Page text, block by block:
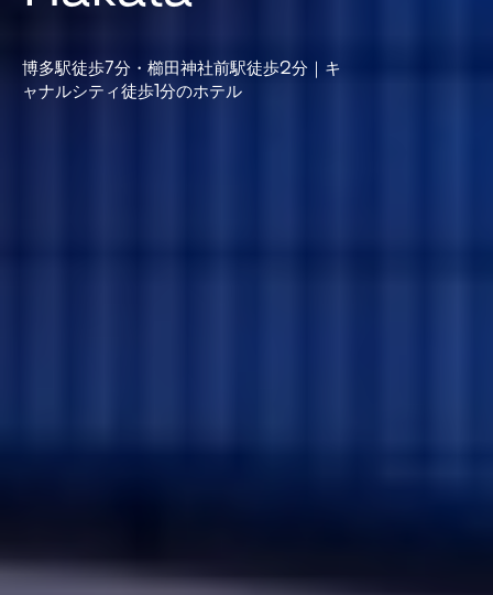
博多駅徒歩7分・櫛田神社前駅徒歩2分｜キ
ャナルシティ徒歩1分のホテル